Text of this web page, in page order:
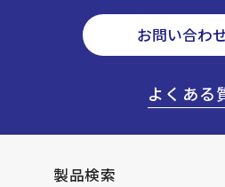
お問い合わ
よくある
製品検索